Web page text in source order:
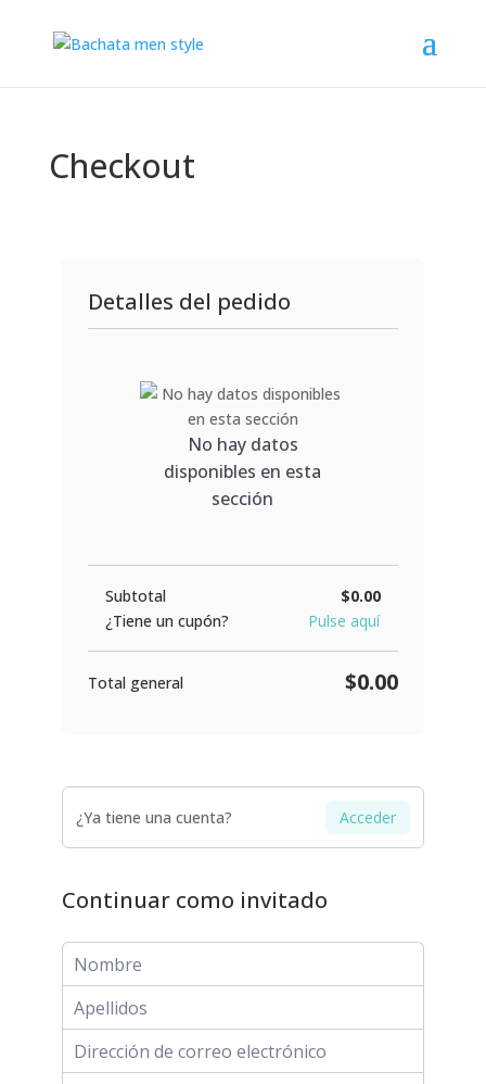
Checkout
Detalles del pedido
No hay datos
disponibles en esta
sección
Subtotal
$0.00
¿Tiene un cupón?
Pulse aquí
Total general $0.00
¿Ya tiene una cuenta? Acceder
Continuar como invitado